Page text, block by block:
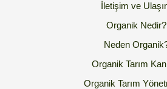
İletişim ve
Organik Nedir?
Neden
Organik Tarım
Organik Tarım